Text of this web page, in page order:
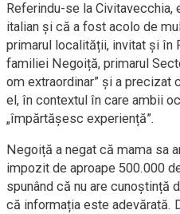
Referindu-se la
italian și că a fost acolo de
primarul localității, invitat și în
familiei Negoiță, primarul
om extraordinar” și a precizat
el, în contextul în care ambii
„împărtășesc experiență”.
Negoiță a negat că mama sa
impozit de aproape 500.000
spunând că nu are cunoștință
că informația este adevărată.